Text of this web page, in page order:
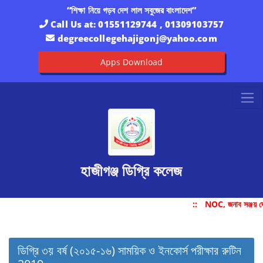
“শিক্ষা নিয়ে গড়ব দেশ লাল সবুজের বাংলাদেশ”
Call Us at:01551129744 , 01309103757
degreecollegehajigonj@yahoo.com
Apps Download
হাজীগঞ্জ ডিগ্রি কলেজ
:: NOC, জনাব সঞ্জয়
ডিগ্রি ৩য় বর্ষ (২০১৫-১৬) সাময়িক ও ইনকোর্স পরীক্ষার রুটিন